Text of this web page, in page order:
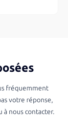
fréquemment
votre réponse,
à nous contacter.